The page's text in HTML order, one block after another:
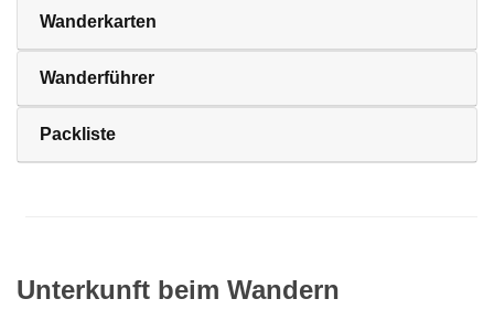
Wanderkarten
Wanderführer
Packliste
Unterkunft beim Wandern